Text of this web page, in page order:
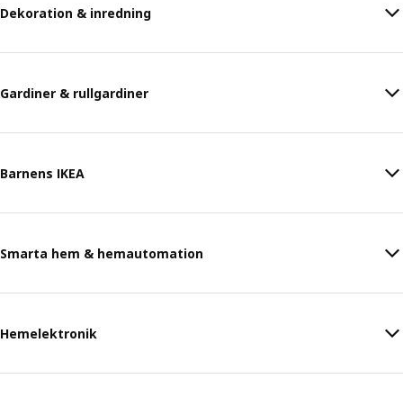
Dekoration & inredning
Gardiner & rullgardiner
Barnens IKEA
Smarta hem & hemautomation
Hemelektronik